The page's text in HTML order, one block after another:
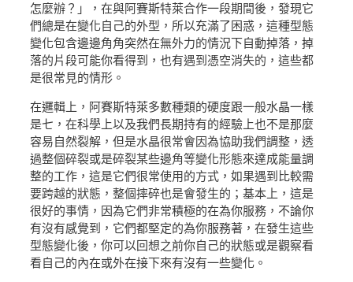
怎麼辦？」，在與阿賽斯特萊合作一段期間後，發現它
們總是在變化自己的外型，所以充滿了困惑，這種型態
變化包含邊邊角角突然在無外力的情況下自動掉落，掉
落的片段可能你看得到，也有遇到憑空消失的，這些都
是很常見的情形。
在邏輯上，阿賽斯特萊多數種類的硬度跟一般水晶一樣
是七，在科學上以及我們長期持有的經驗上也不是那麼
容易自然裂解，但是水晶很常會因為協助我們調整，透
過整個碎裂或是碎裂某些邊角等變化形態來達成能量調
整的工作，這是它們很常使用的方式，如果遇到比較需
要跨越的狀態，整個摔碎也是會發生的；基本上，這是
很好的事情，因為它們非常積極的在為你服務，不論你
有沒有感覺到，它們都堅定的為你服務著，在發生這些
型態變化後，你可以回想之前你自己的狀態或是觀察看
看自己的內在或外在接下來有沒有一些變化。